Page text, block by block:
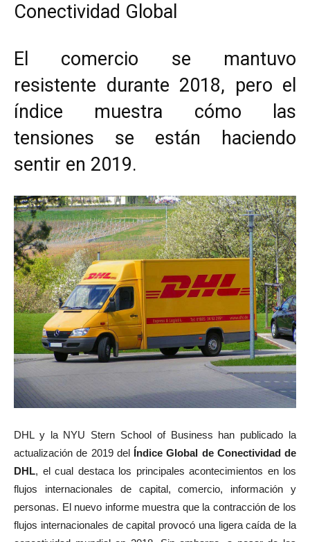
Conectividad Global
El comercio se mantuvo
resistente durante 2018, pero el
índice muestra cómo las
tensiones se están haciendo
sentir en 2019.
DHL y la NYU Stern School of Business han publicado la
actualización de 2019 del Índice Global de Conectividad de
DHL, el cual destaca los principales acontecimientos en los
flujos internacionales de capital, comercio, información y
personas. El nuevo informe muestra que la contracción de los
flujos internacionales de capital provocó una ligera caída de la